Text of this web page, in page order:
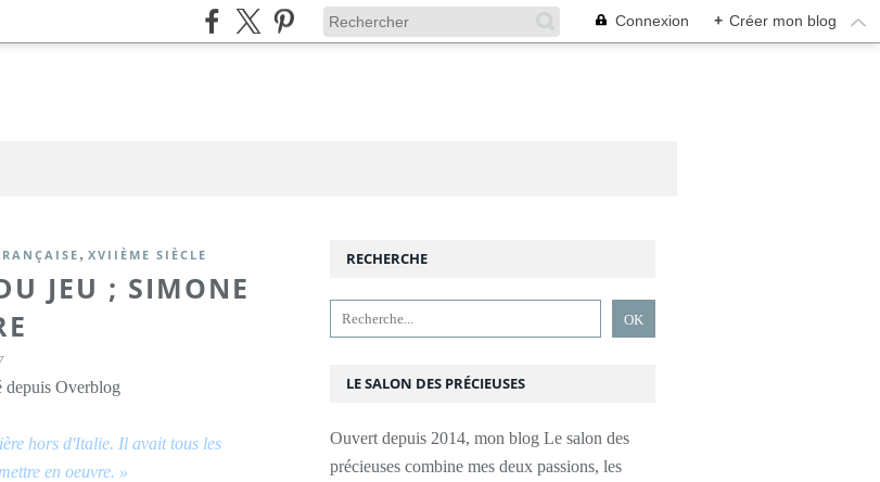
Connexion + Créer mon blog
, XVIIÈME SIÈCLE
JEU ; SIMONE
Overblog
hors d'Italie. Il avait tous les
en oeuvre. »
RECHERCHE
LE SALON DES PRÉCIEUSES
Ouvert depuis 2014, mon blog Le salon des
précieuses combine mes deux passions, les